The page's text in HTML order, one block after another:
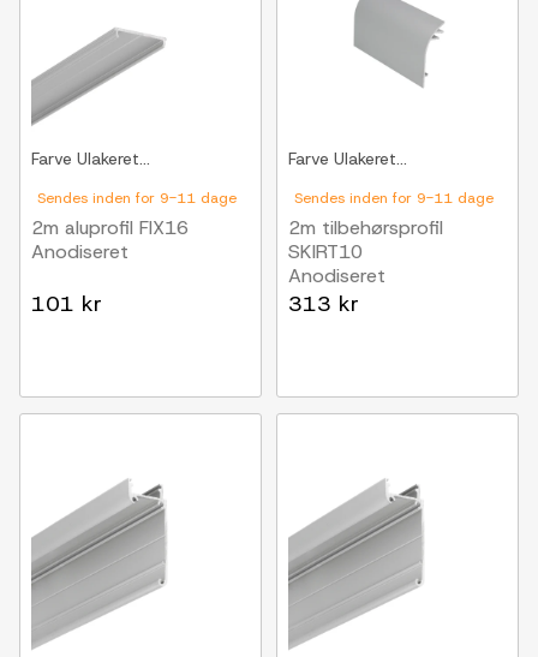
Sendes inden for 9-11 dage
Farve Ulakeret...
2m aluprofil FIX16
Anodiseret
101 kr
Sendes inden for 9-11 dage
Farve Ulakeret...
2m tilbehørsprofil
SKIRT10
Anodiseret
313 kr